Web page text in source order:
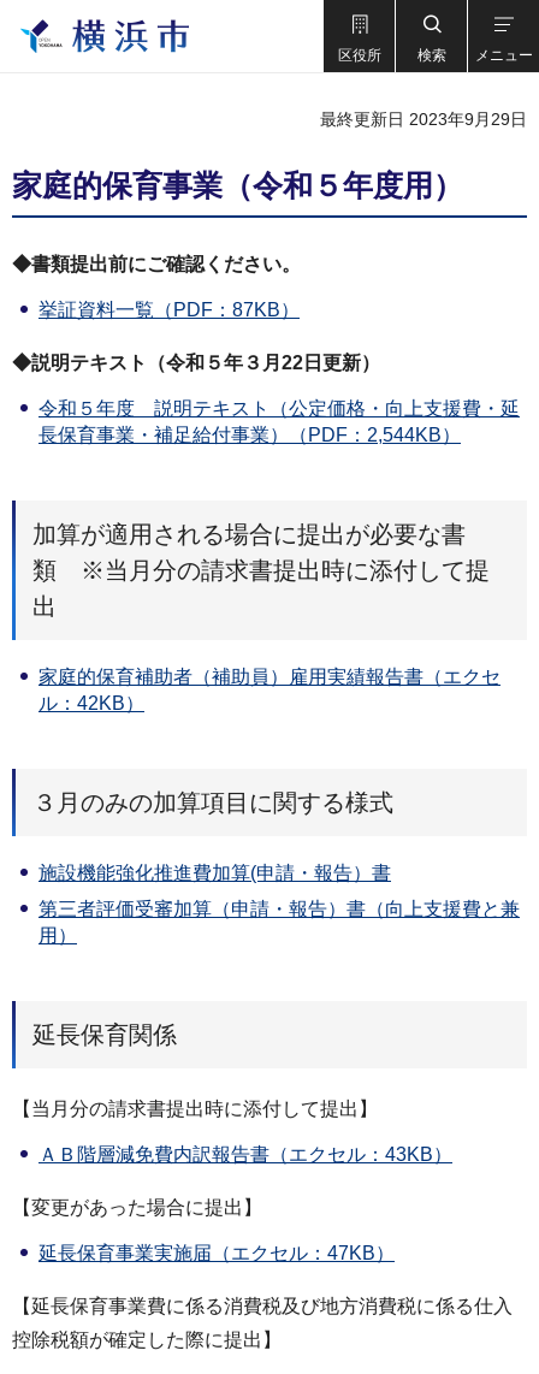
区役所 検索 メニュー
最終更新日 2023年9月29日
家庭的保育事業（令和５年度用）
◆書類提出前にご確認ください。
挙証資料一覧（PDF：87KB）
◆説明テキスト（令和５年３月22日更新）
令和５年度 説明テキスト（公定価格・向上支援費・延
長保育事業・補足給付事業）（PDF：2,544KB）
加算が適用される場合に提出が必要な書
類 ※当月分の請求書提出時に添付して提
出
家庭的保育補助者（補助員）雇用実績報告書（エクセ
ル：42KB）
３月のみの加算項目に関する様式
施設機能強化推進費加算(申請・報告）書
第三者評価受審加算（申請・報告）書（向上支援費と兼
用）
延長保育関係
【当月分の請求書提出時に添付して提出】
ＡＢ階層減免費内訳報告書（エクセル：43KB）
【変更があった場合に提出】
延長保育事業実施届（エクセル：47KB）
【延長保育事業費に係る消費税及び地方消費税に係る仕入
控除税額が確定した際に提出】